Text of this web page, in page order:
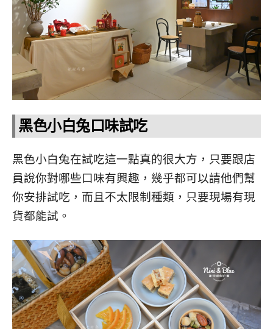
黑色小白兔口味試吃
黑色小白兔在試吃這一點真的很大方，只要跟店
員說你對哪些口味有興趣，幾乎都可以請他們幫
你安排試吃，而且不太限制種類，只要現場有現
貨都能試。